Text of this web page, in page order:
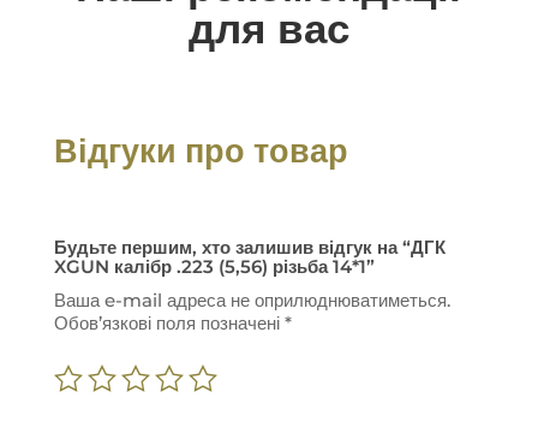
для вас
Відгуки про товар
Будьте першим, хто залишив відгук на “ДГК
XGUN калібр .223 (5,56) різьба 14*1”
Ваша e-mail адреса не оприлюднюватиметься.
Обов’язкові поля позначені *